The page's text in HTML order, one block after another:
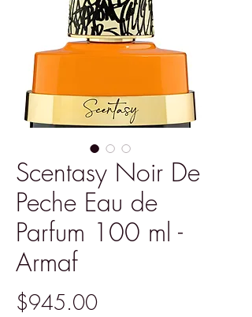
Scentasy Noir De
Peche Eau de
Parfum 100 ml -
Armaf
$945.00Precio